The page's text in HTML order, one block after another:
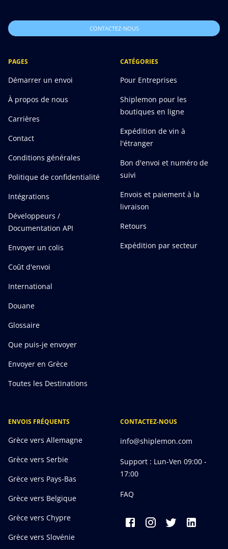
CONTACTEZ-NOUS
PAGES
Démarrer un envoi
À propos de nous
Carrières
Contact
Conditions générales
Politique de confidentialité
Intégrations
Développeurs /
Documentation API
Envoyer un colis
Coût d'envoi
International
Douane
Glossaire
Que puis-je envoyer
Envoyer en Grèce
Toutes les Destinations
CATÉGORIES
Pour Entreprises
Shiplemon pour les
boutiques en ligne
Expédition de vin à
l'étranger
Bon d'envoi et numéro de
suivi
Envois et paiement à la
livraison
Retours
Expédition par secteur
ENVOIS FRÉQUENTS
Grèce vers Allemagne
Grèce vers Serbie
Grèce vers Pays-Bas
Grèce vers Belgique
Grèce vers Chypre
Grèce vers Slovénie
CONTACTEZ-NOUS
info@shiplemon.com
Support : Lun-Ven 09:00 -
17:00
FAQ